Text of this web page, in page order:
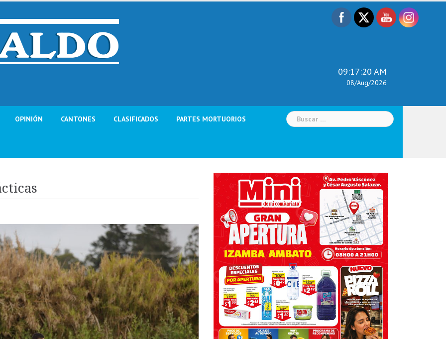
09:17:21 AM
08/Aug/2026
OPINIÓN CANTONES CLASIFICADOS PARTES MORTUORIOS Buscar: